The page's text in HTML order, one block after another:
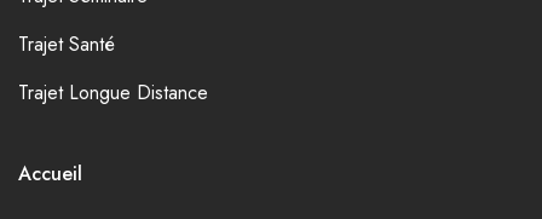
Trajet Santé
Trajet Longue Distance
Accueil